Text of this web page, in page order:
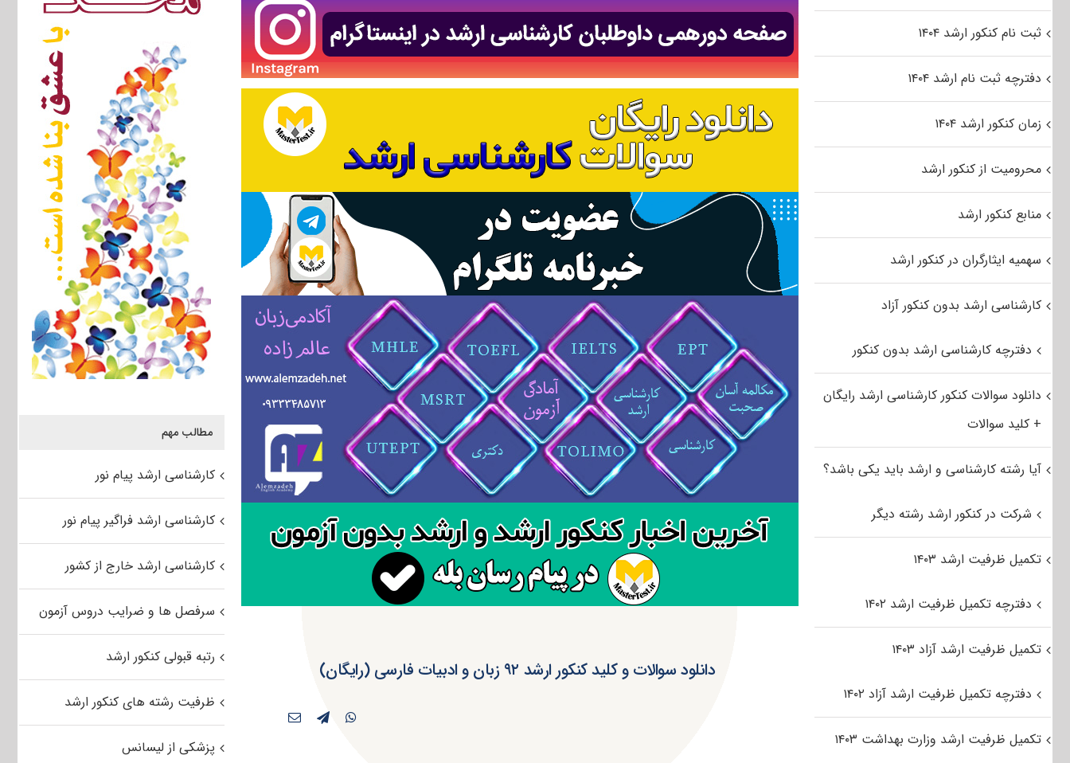
دانلود سوالات و کلید کنکور ارشد ۹۲ زبان و ادبیات فارسی (رایگان)
مطالب مهم
کارشناسی ارشد پیام نور
کارشناسی ارشد فراگیر پیام نور
کارشناسی ارشد خارج از کشور
سرفصل ها و ضرایب دروس آزمون
رتبه قبولی کنکور ارشد
ظرفیت رشته های کنکور ارشد
پزشکی از لیسانس
ثبت نام کنکور ارشد ۱۴۰۴
دفترچه ثبت نام ارشد ۱۴۰۴
زمان کنکور ارشد ۱۴۰۴
محرومیت از کنکور ارشد
منابع کنکور ارشد
سهمیه ایثارگران در کنکور ارشد
کارشناسی ارشد بدون کنکور آزاد
دفترچه کارشناسی ارشد بدون کنکور
دانلود سوالات کنکور کارشناسی ارشد رایگان
+ کلید سوالات
آیا رشته کارشناسی و ارشد باید یکی باشد؟
شرکت در کنکور ارشد رشته دیگر
تکمیل ظرفیت ارشد ۱۴۰۳
دفترچه تکمیل ظرفیت ارشد ۱۴۰۲
تکمیل ظرفیت ارشد آزاد ۱۴۰۳
دفترچه تکمیل ظرفیت ارشد آزاد ۱۴۰۲
تکمیل ظرفیت ارشد وزارت بهداشت ۱۴۰۳